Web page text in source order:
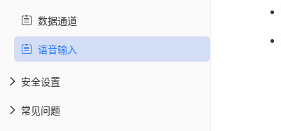
数据通道
语音输入
安全设置
常见问题